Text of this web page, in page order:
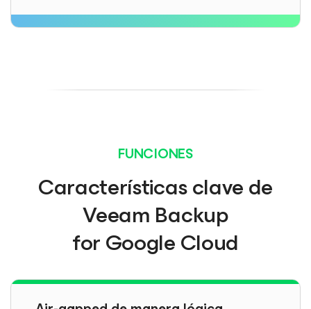
FUNCIONES
Características clave de
Veeam Backup
for Google Cloud